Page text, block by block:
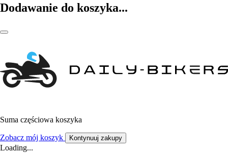
Dodawanie do koszyka...
Suma częściowa koszyka
Zobacz mój koszyk Kontynuuj zakupy
Loading...